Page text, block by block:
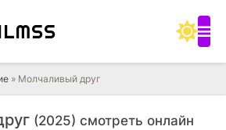
» Молчаливый друг
(2025) смотреть онлайн